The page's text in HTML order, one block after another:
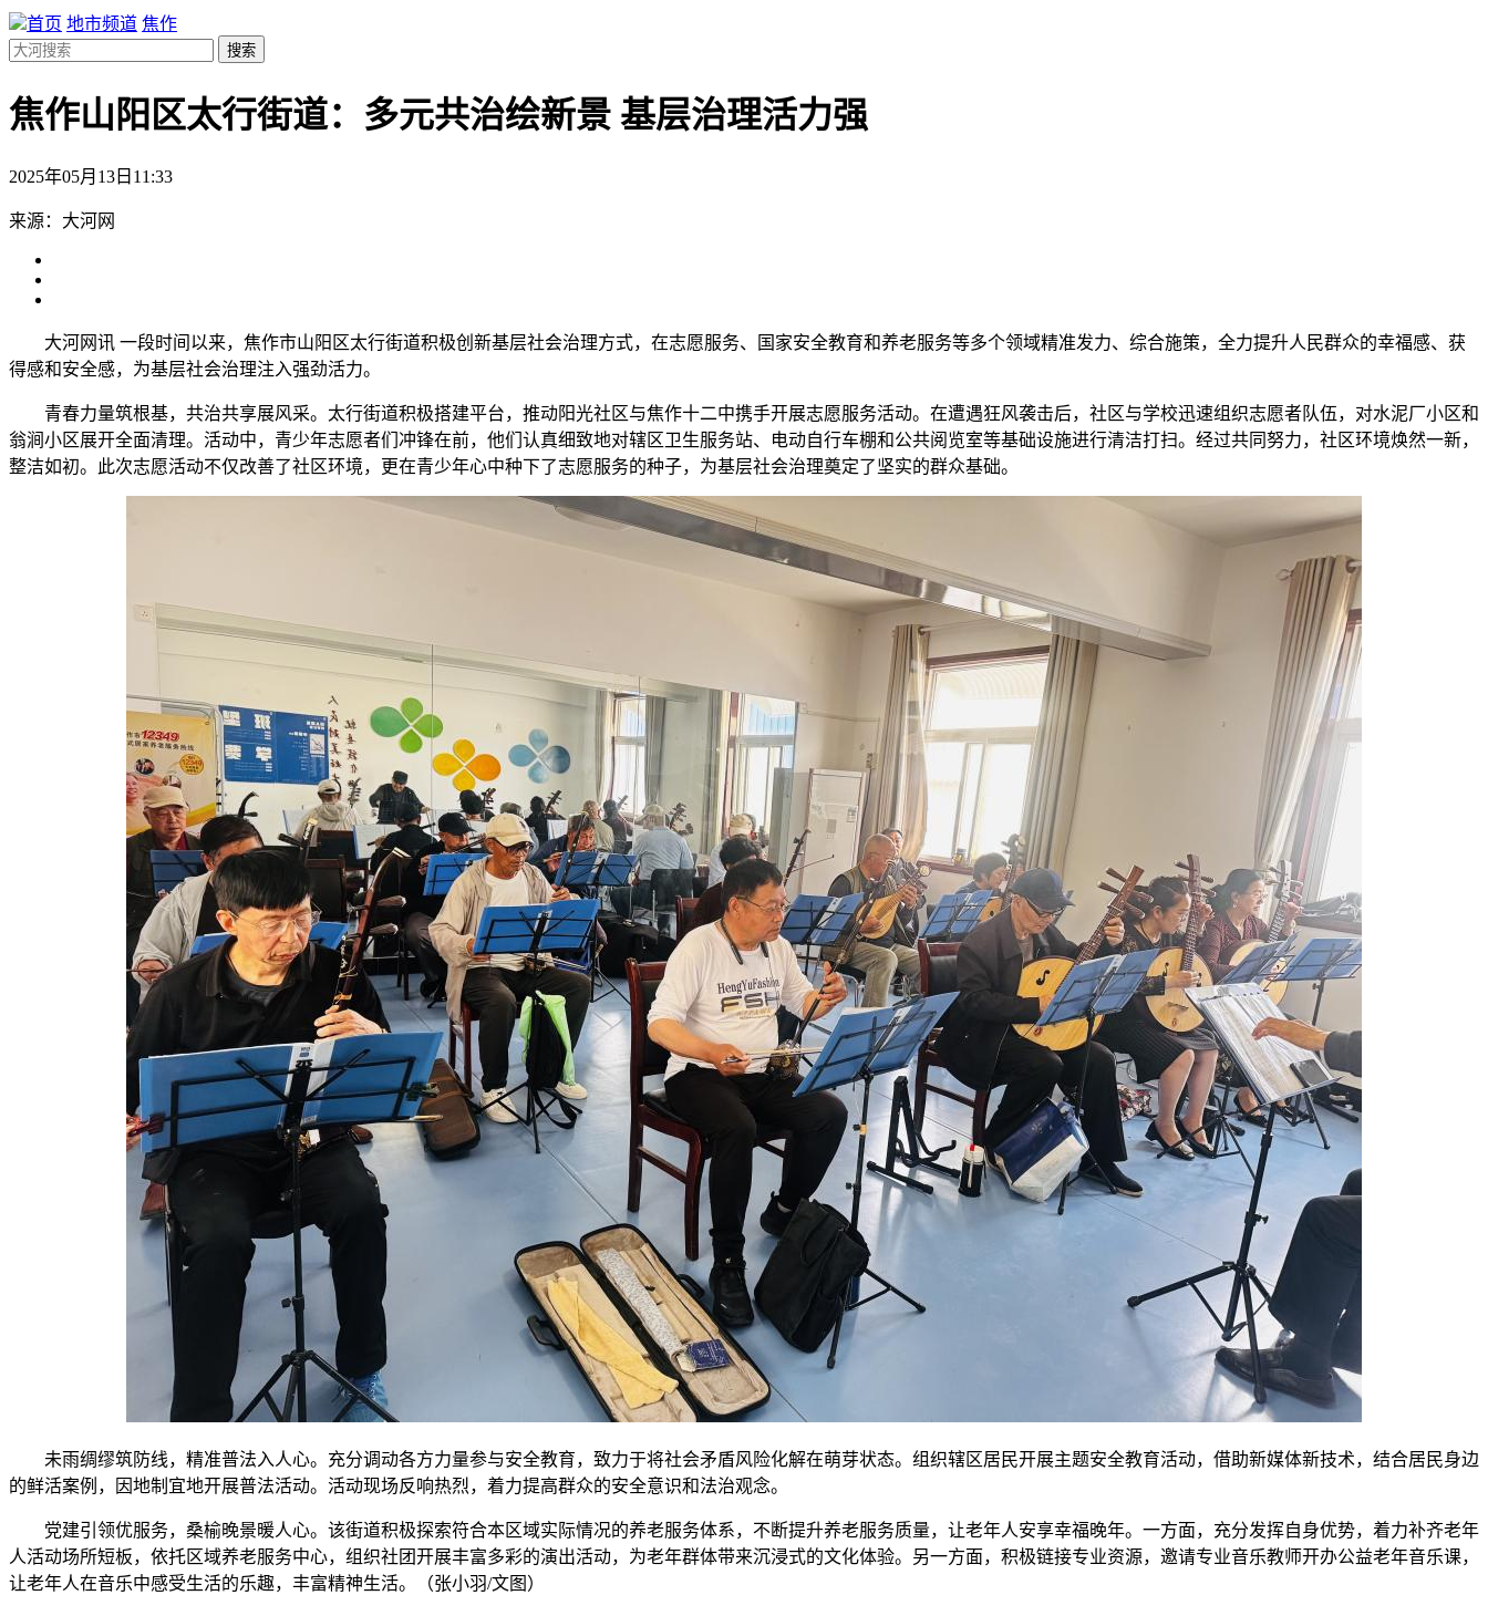
首页 地市频道 焦作
搜索
焦作山阳区太行街道：多元共治绘新景 基层治理活力强
2025年05月13日11:33
来源：大河网
大河网讯 一段时间以来，焦作市山阳区太行街道积极创新基层社会治理方式，在志愿服务、国家安全教育和养老服务等多个领域精准发力、综合施策，全力提升人民群众的幸福感、获
得感和安全感，为基层社会治理注入强劲活力。
青春力量筑根基，共治共享展风采。太行街道积极搭建平台，推动阳光社区与焦作十二中携手开展志愿服务活动。在遭遇狂风袭击后，社区与学校迅速组织志愿者队伍，对水泥厂小区和
翁涧小区展开全面清理。活动中，青少年志愿者们冲锋在前，他们认真细致地对辖区卫生服务站、电动自行车棚和公共阅览室等基础设施进行清洁打扫。经过共同努力，社区环境焕然一新，
整洁如初。此次志愿活动不仅改善了社区环境，更在青少年心中种下了志愿服务的种子，为基层社会治理奠定了坚实的群众基础。
未雨绸缪筑防线，精准普法入人心。充分调动各方力量参与安全教育，致力于将社会矛盾风险化解在萌芽状态。组织辖区居民开展主题安全教育活动，借助新媒体新技术，结合居民身边
的鲜活案例，因地制宜地开展普法活动。活动现场反响热烈，着力提高群众的安全意识和法治观念。
党建引领优服务，桑榆晚景暖人心。该街道积极探索符合本区域实际情况的养老服务体系，不断提升养老服务质量，让老年人安享幸福晚年。一方面，充分发挥自身优势，着力补齐老年
人活动场所短板，依托区域养老服务中心，组织社团开展丰富多彩的演出活动，为老年群体带来沉浸式的文化体验。另一方面，积极链接专业资源，邀请专业音乐教师开办公益老年音乐课，
让老年人在音乐中感受生活的乐趣，丰富精神生活。（张小羽/文图）